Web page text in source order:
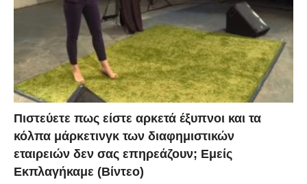
Πιστεύετε πως είστε αρκετά έξυπνοι και τα
κόλπα μάρκετινγκ των διαφημιστικών
εταιρειών δεν σας επηρεάζουν; Εμείς
Εκπλαγήκαμε (Βίντεο)